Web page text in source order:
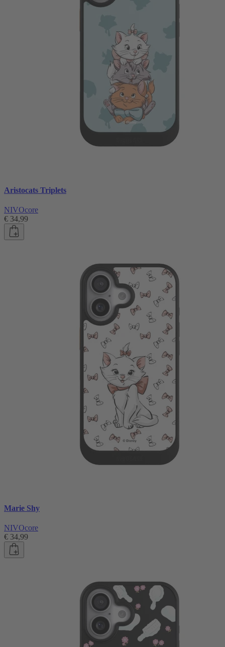
Aristocats Triplets
NIVOcore
€ 34,99
Marie Shy
NIVOcore
€ 34,99